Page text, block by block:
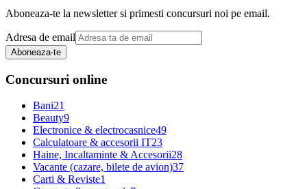
Aboneaza-te la newsletter si primesti concursuri noi pe email.
Adresa de email
Aboneaza-te
Concursuri online
Bani21
Beauty9
Electronice & electrocasnice49
Calculatoare & accesorii IT23
Haine, Incaltaminte & Accesorii28
Vacante (cazare, bilete de avion)37
Carti & Reviste1